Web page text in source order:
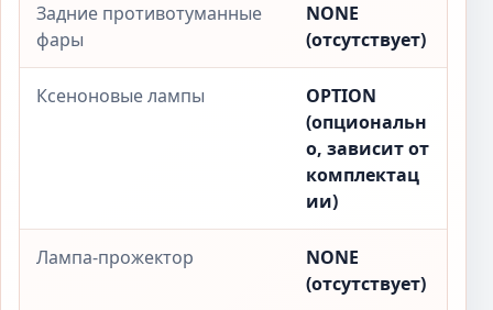
Задние противотуманные
фары
NONE
(отсутствует)
Ксеноновые лампы
OPTION
(опциональн
о, зависит от
комплектац
ии)
Лампа-прожектор
NONE
(отсутствует)